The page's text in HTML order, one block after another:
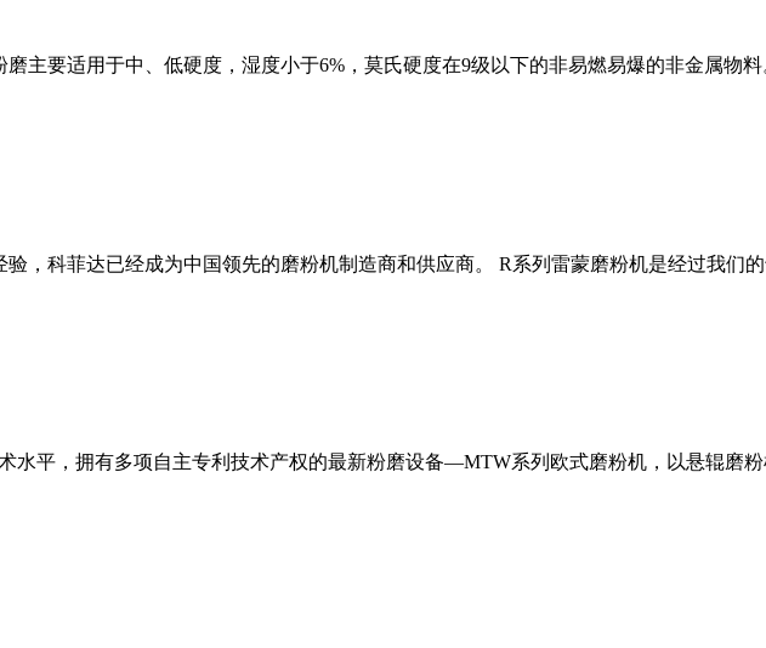
主要适用于中、低硬度，湿度小于6%，莫氏硬度在9级以下的非易燃易爆的非金属物
，科菲达已经成为中国领先的磨粉机制造商和供应商。 R系列雷蒙磨粉机是经过我们
水平，拥有多项自主专利技术产权的最新粉磨设备—MTW系列欧式磨粉机，以悬辊磨